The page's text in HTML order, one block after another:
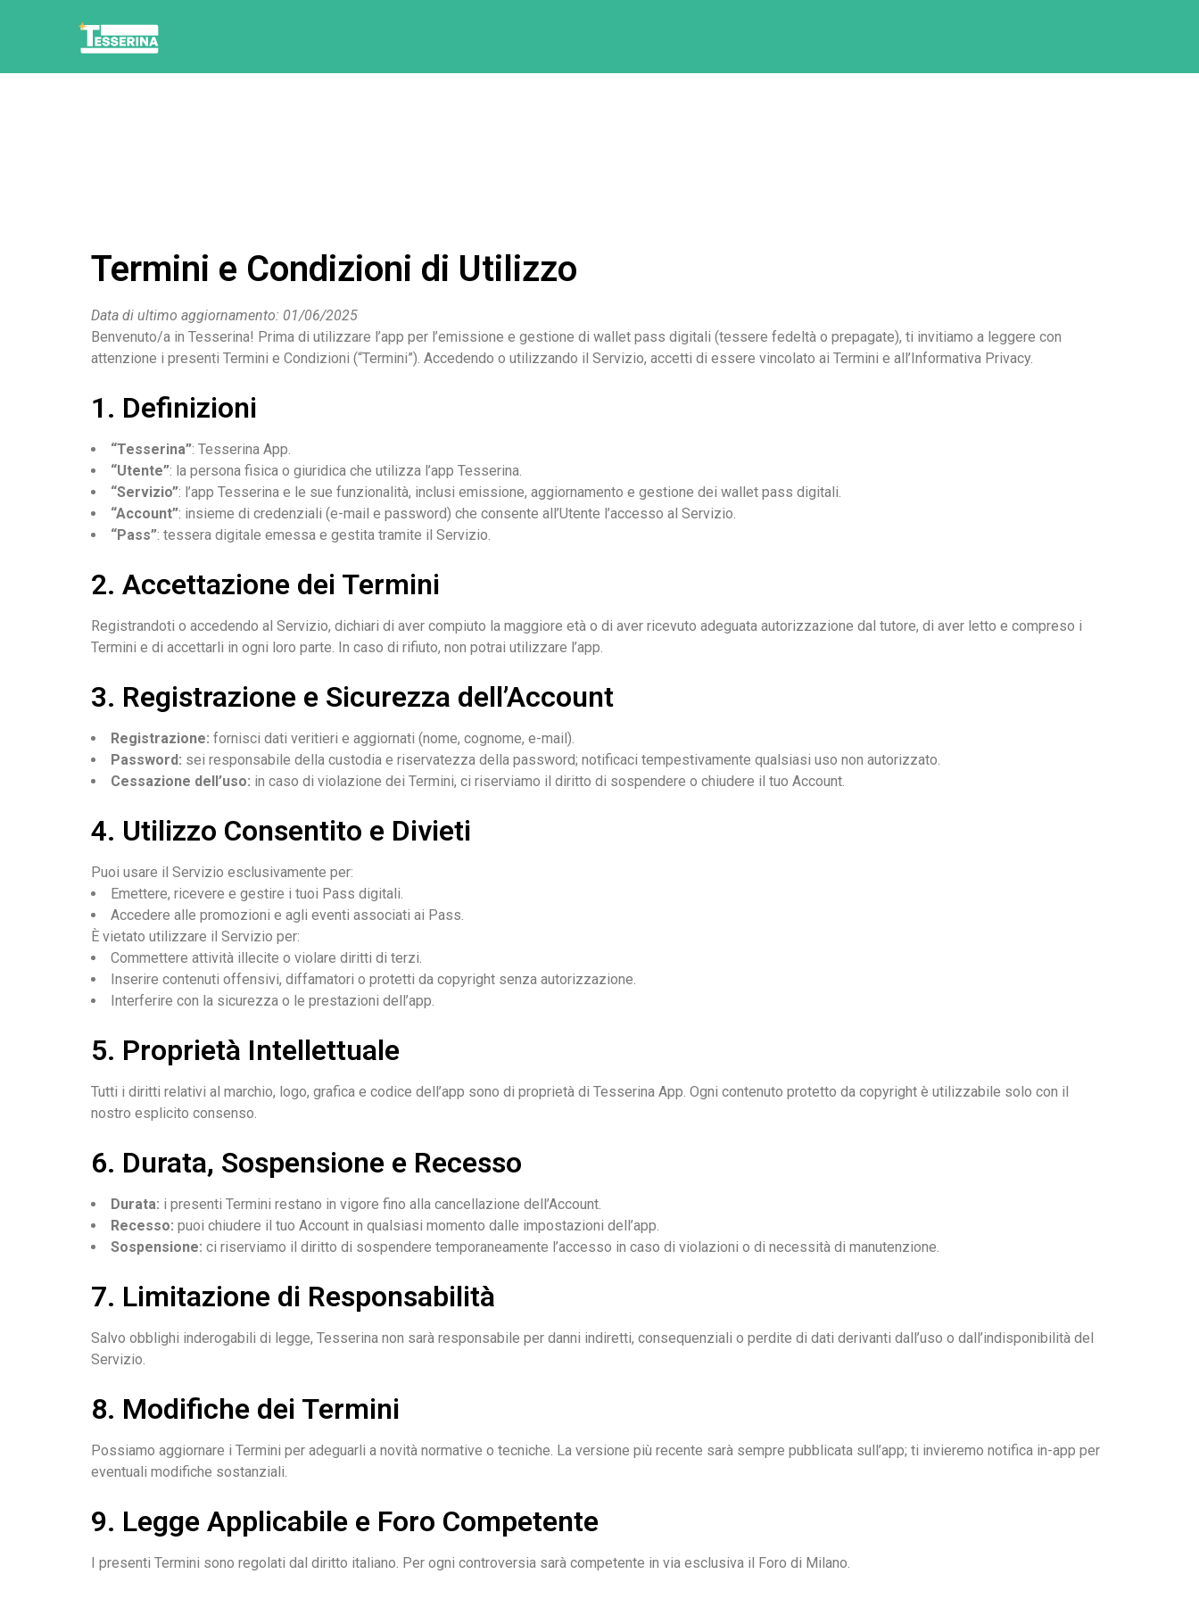
Termini e Condizioni di Utilizzo
Data di ultimo aggiornamento: 01/06/2025
Benvenuto/a in Tesserina! Prima di utilizzare l’app per l’emissione e gestione di wallet pass digitali (tessere fedeltà o prepagate), ti invitiamo a leggere con
attenzione i presenti Termini e Condizioni (“Termini”). Accedendo o utilizzando il Servizio, accetti di essere vincolato ai Termini e all’Informativa Privacy.
1. Definizioni
“Tesserina”: Tesserina App.
“Utente”: la persona fisica o giuridica che utilizza l’app Tesserina.
“Servizio”: l’app Tesserina e le sue funzionalità, inclusi emissione, aggiornamento e gestione dei wallet pass digitali.
“Account”: insieme di credenziali (e-mail e password) che consente all’Utente l’accesso al Servizio.
“Pass”: tessera digitale emessa e gestita tramite il Servizio.
2. Accettazione dei Termini
Registrandoti o accedendo al Servizio, dichiari di aver compiuto la maggiore età o di aver ricevuto adeguata autorizzazione dal tutore, di aver letto e compreso i
Termini e di accettarli in ogni loro parte. In caso di rifiuto, non potrai utilizzare l’app.
3. Registrazione e Sicurezza dell’Account
Registrazione: fornisci dati veritieri e aggiornati (nome, cognome, e-mail).
Password: sei responsabile della custodia e riservatezza della password; notificaci tempestivamente qualsiasi uso non autorizzato.
Cessazione dell’uso: in caso di violazione dei Termini, ci riserviamo il diritto di sospendere o chiudere il tuo Account.
4. Utilizzo Consentito e Divieti
Puoi usare il Servizio esclusivamente per:
Emettere, ricevere e gestire i tuoi Pass digitali.
Accedere alle promozioni e agli eventi associati ai Pass.
È vietato utilizzare il Servizio per:
Commettere attività illecite o violare diritti di terzi.
Inserire contenuti offensivi, diffamatori o protetti da copyright senza autorizzazione.
Interferire con la sicurezza o le prestazioni dell’app.
5. Proprietà Intellettuale
Tutti i diritti relativi al marchio, logo, grafica e codice dell’app sono di proprietà di Tesserina App. Ogni contenuto protetto da copyright è utilizzabile solo con il
nostro esplicito consenso.
6. Durata, Sospensione e Recesso
Durata: i presenti Termini restano in vigore fino alla cancellazione dell’Account.
Recesso: puoi chiudere il tuo Account in qualsiasi momento dalle impostazioni dell’app.
Sospensione: ci riserviamo il diritto di sospendere temporaneamente l’accesso in caso di violazioni o di necessità di manutenzione.
7. Limitazione di Responsabilità
Salvo obblighi inderogabili di legge, Tesserina non sarà responsabile per danni indiretti, consequenziali o perdite di dati derivanti dall’uso o dall’indisponibilità del
Servizio.
8. Modifiche dei Termini
Possiamo aggiornare i Termini per adeguarli a novità normative o tecniche. La versione più recente sarà sempre pubblicata sull’app; ti invieremo notifica in-app per
eventuali modifiche sostanziali.
9. Legge Applicabile e Foro Competente
I presenti Termini sono regolati dal diritto italiano. Per ogni controversia sarà competente in via esclusiva il Foro di Milano.